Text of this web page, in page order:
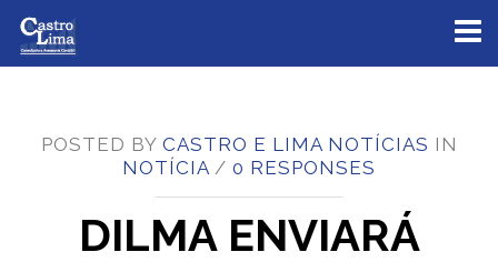
POSTED BY CASTRO E LIMA NOTÍCIAS IN
NOTÍCIA / 0 RESPONSES
DILMA ENVIARÁ